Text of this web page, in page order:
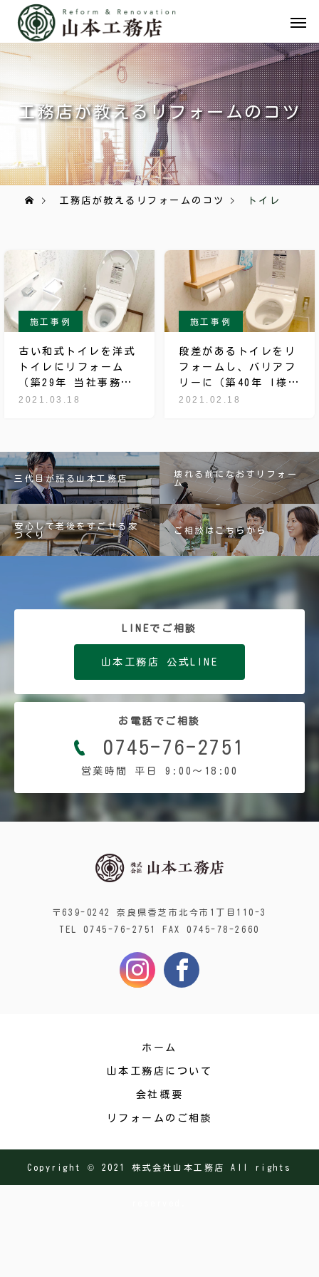
工務店が教えるリフォームのコツ
工務店が教えるリフォームのコツ トイレ
施工事例
古い和式トイレを洋式
トイレにリフォーム
（築29年 当社事務所
トイレ）
2021.03.18
施工事例
段差があるトイレをリ
フォームし、バリアフ
リーに（築40年 I様
邸）
2021.02.18
三代目が語る山本工務店
壊れる前になおすリフォー
ム
安心して老後をすごせる家
づくり
ご相談はこちらから
LINEでご相談
山本工務店 公式LINE
お電話でご相談
0745-76-2751
営業時間 平日 9:00〜18:00
〒639-0242 奈良県香芝市北今市1丁目110-3
TEL 0745-76-2751 FAX 0745-78-2660
ホーム
山本工務店について
会社概要
リフォームのご相談
Copyright © 2021 株式会社山本工務店 All rights